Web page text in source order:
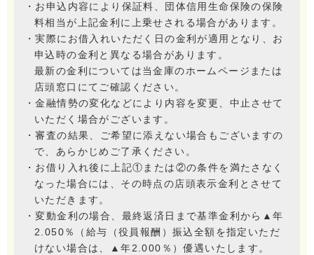
・お申込内容により保証料、団体信用生命保険の保険
料相当が上記金利に上乗せされる場合があります。
・実際にお借入れいただく日の金利が適用となり、お
申込時の金利と異なる場合があります。
最新の金利については当金庫のホームページまたは
店頭窓口にてご確認ください。
・金融情勢の変化などにより内容を変更、中止させて
いただく場合がございます。
・審査の結果、ご希望に添えない場合もございますの
で、あらかじめご了承ください。
・お借り入れ後に上記①または②の条件を満たさなく
なった場合には、その時点の店頭表示金利とさせて
いただきます。
・変動金利の場合、最終返済日まで基準金利から▲年
2.050％（給与（役員報酬）振込全額を指定いただ
けない場合は、▲年2.000％）優遇いたします。